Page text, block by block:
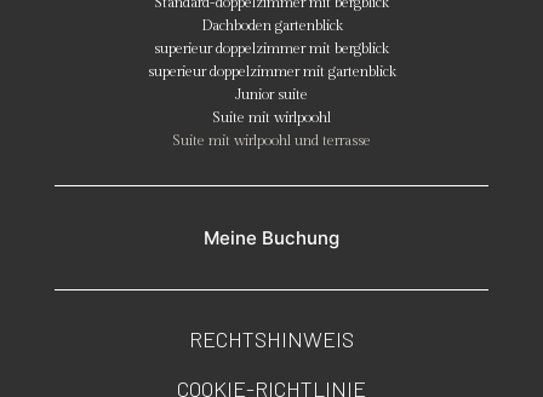
Dachboden gartenblick
superieur doppelzimmer mit bergblick
superieur doppelzimmer mit gartenblick
Junior suite
Suite mit wirlpoohl
Suite mit wirlpoohl und terrasse
Meine Buchung
RECHTSHINWEIS
COOKIE-RICHTLINIE